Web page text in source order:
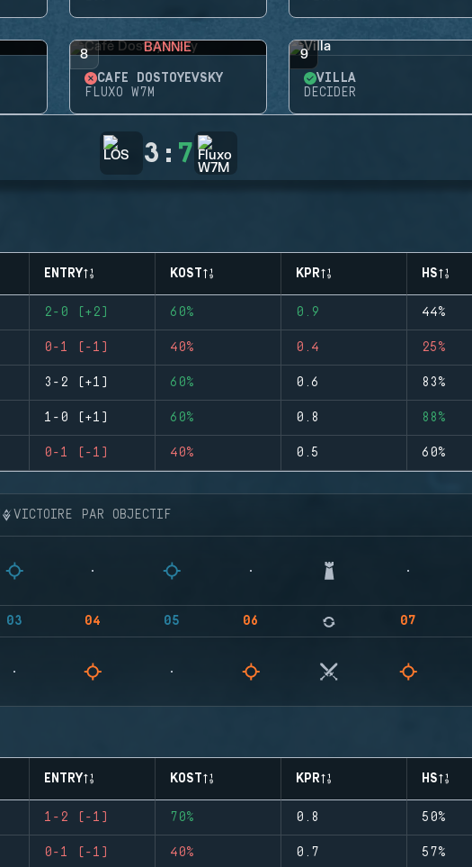
8 BANNIE
CAFÉ DOSTOYEVSKY
FLUXO W7M
9
VILLA
DECIDER
3 : 7
ENTRY KOST KPR HS
2-0 (+2) 60% 0.9 44%
0-1 (-1) 40% 0.4 25%
3-2 (+1) 60% 0.6 83%
1-0 (+1) 60% 0.8 88%
0-1 (-1) 40% 0.5 60%
VICTOIRE PAR OBJECTIF
03 04 05 06 07
ENTRY KOST KPR HS
1-2 (-1) 70% 0.8 50%
0-1 (-1) 40% 0.7 57%